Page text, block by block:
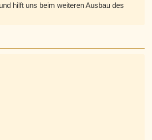
hilft uns beim weiteren Ausbau des